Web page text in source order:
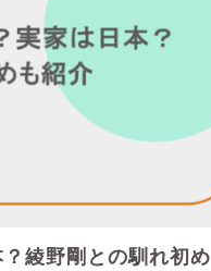
綾野剛との馴れ初め